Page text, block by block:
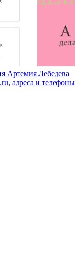
Артемия Лебедева
, адреса и телефоны